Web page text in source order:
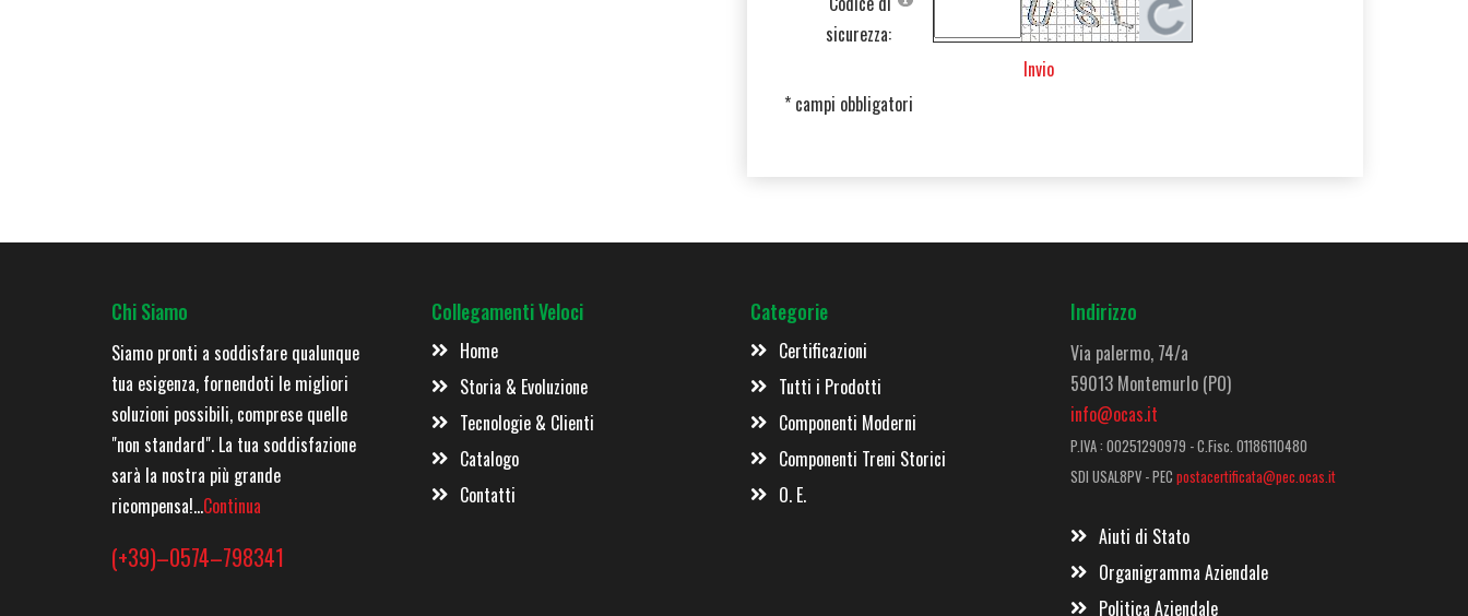
sicurezza:
Invio
* campi obbligatori
Chi Siamo
Siamo pronti a soddisfare qualunque
tua esigenza, fornendoti le migliori
soluzioni possibili, comprese quelle
"non standard". La tua soddisfazione
sarà la nostra più grande
ricompensa!...Continua
(+39)–0574–798341
Collegamenti Veloci
Home
Storia & Evoluzione
Tecnologie & Clienti
Catalogo
Contatti
Categorie
Certificazioni
Tutti i Prodotti
Componenti Moderni
Componenti Treni Storici
O. E.
Indirizzo
Via palermo, 74/a
59013 Montemurlo (PO)
info@ocas.it
P.IVA : 00251290979 - C.Fisc. 01186110480
SDI USAL8PV - PEC postacertificata@pec.ocas.it
Aiuti di Stato
Organigramma Aziendale
Politica Aziendale